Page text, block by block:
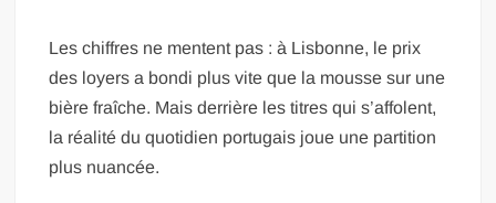
Les chiffres ne mentent pas : à Lisbonne, le prix
des loyers a bondi plus vite que la mousse sur une
bière fraîche. Mais derrière les titres qui s’affolent,
la réalité du quotidien portugais joue une partition
plus nuancée.